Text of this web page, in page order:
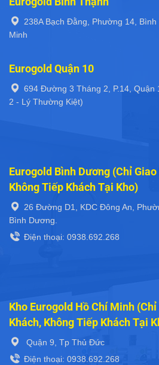
238A Bạch Đằng, Phường 14,
Minh
Eurogold Quận 10
694 Đường 3 Tháng 2, P.14, Quận
2 - Lý Thường Kiệt)
Eurogold Bình Dương (Chỉ
Không Tiếp Khách Tại Kho)
26 Đường D1, KDC Đông An,
Bình Dương.
Điện thoại: 0938.692.268
Kho Eurogold Hồ Chí Minh
Khách, Không Tiếp Khách Tại
Quận 9, Tp Thủ Đức
Điện thoại: 0938.692.268